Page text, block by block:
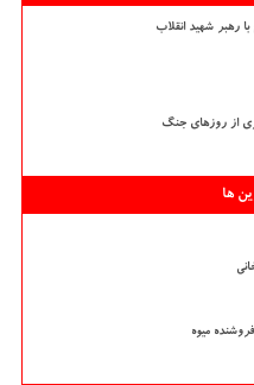
رهبر شهید انقلاب
از روزهای جنگ
ها